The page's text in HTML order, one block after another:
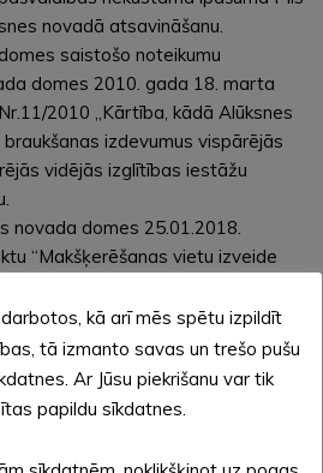
novadā atsavināšanu.
saistošo noteikumu
domes 2010. gada 18. marta
2010 „Kārtība, kādā Alūksnes
izdevumus vispārējās
vidējās izglītības iestāžu
novada domes 25.01.2018.
“Makšķerēšanas vietu izveide
parka teritorijā” īstenošanai”.
novada pašvaldības autoceļa
Vecāgas” posma “Mežumuiža-
šķēršļu skrējienam “Stipro
noteikšanu Ilzenes pagastā.
kā arī mēs spētu izpildīt
tā izmanto savas un trešo pušu
Ar Jūsu piekrišanu var tik
papildu sīkdatnes.